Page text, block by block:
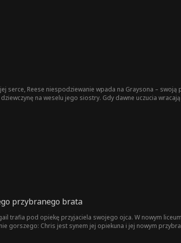
jej serce, Reese niespodziewanie wpada na Graysona –
na weselu jego siostry. Gdy dawne uczucia
przybranego brata
trafia pod opiekę przyjaciela swojego ojca. W nowym
gorszego: Chris jest synem jej opiekuna i jej nowym